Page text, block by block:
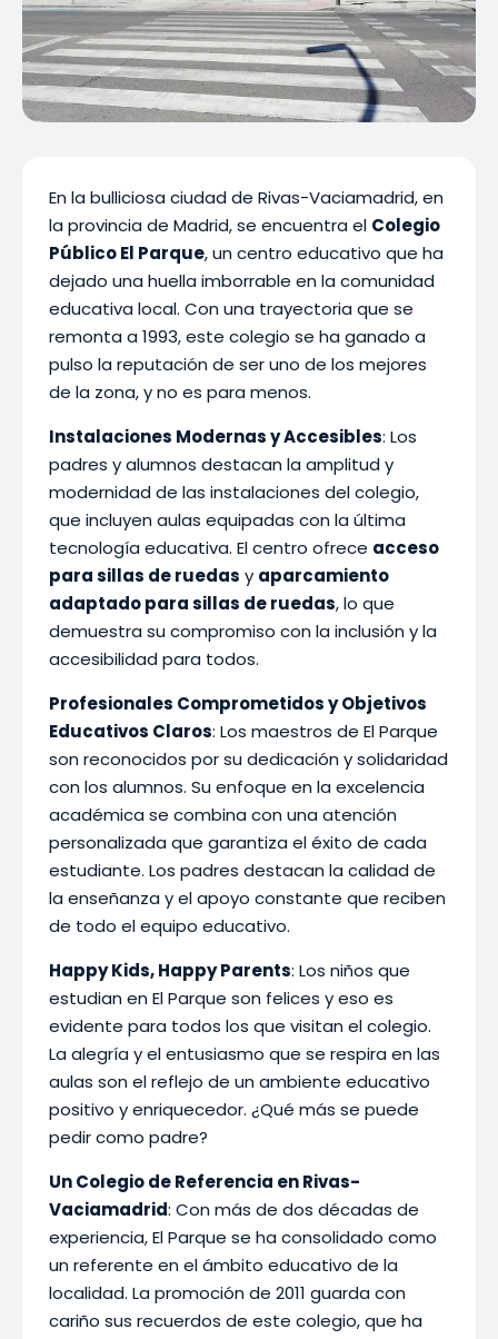
En la bulliciosa ciudad de Rivas-Vaciamadrid, en
la provincia de Madrid, se encuentra el Colegio
Público El Parque, un centro educativo que ha
dejado una huella imborrable en la comunidad
educativa local. Con una trayectoria que se
remonta a 1993, este colegio se ha ganado a
pulso la reputación de ser uno de los mejores
de la zona, y no es para menos.
Instalaciones Modernas y Accesibles: Los
padres y alumnos destacan la amplitud y
modernidad de las instalaciones del colegio,
que incluyen aulas equipadas con la última
tecnología educativa. El centro ofrece acceso
para sillas de ruedas y aparcamiento
adaptado para sillas de ruedas, lo que
demuestra su compromiso con la inclusión y la
accesibilidad para todos.
Profesionales Comprometidos y Objetivos
Educativos Claros: Los maestros de El Parque
son reconocidos por su dedicación y solidaridad
con los alumnos. Su enfoque en la excelencia
académica se combina con una atención
personalizada que garantiza el éxito de cada
estudiante. Los padres destacan la calidad de
la enseñanza y el apoyo constante que reciben
de todo el equipo educativo.
Happy Kids, Happy Parents: Los niños que
estudian en El Parque son felices y eso es
evidente para todos los que visitan el colegio.
La alegría y el entusiasmo que se respira en las
aulas son el reflejo de un ambiente educativo
positivo y enriquecedor. ¿Qué más se puede
pedir como padre?
Un Colegio de Referencia en Rivas-
Vaciamadrid: Con más de dos décadas de
experiencia, El Parque se ha consolidado como
un referente en el ámbito educativo de la
localidad. La promoción de 2011 guarda con
cariño sus recuerdos de este colegio, que ha